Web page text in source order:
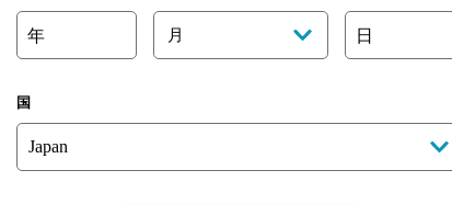
埼玉県のバー検索
年 月 日
国